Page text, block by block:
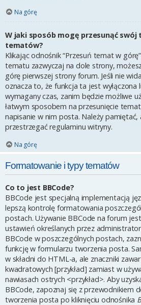
Na górę
W jaki sposób mogę przesunąć
tematów?
Klikając odnośnik “Przesuń temat w
tematu zazwyczaj na dole strony,
górę pierwszej strony forum. Jeśli nie
oznacza to, że funkcja ta jest wyłączona
wymagany czas, zanim będzie możliwe
łatwym sposobem na przesunięcie
napisanie w nim posta. Należy pamiętać,
przestrzegać regulaminu witryny.
Na górę
Formatowanie i typy tematów
Co to jest BBCode?
BBCode jest specjalną implementacją
lepszą kontrolę formatowania
postach. Używanie BBCode na forum
ustawień określanych przez
BBCode w poszczególnych postach,
funkcję w formularzu tworzenia posta.
w składni do HTML-a, ale znaczniki
kwadratowych [przykład] zamiast w
nawiasach ostrych <przykład>. Aby
BBCode, zapoznaj się z przewodnikiem
tworzenia posta po kliknięciu odnośnika